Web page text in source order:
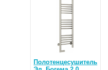
Полотенцесушитель